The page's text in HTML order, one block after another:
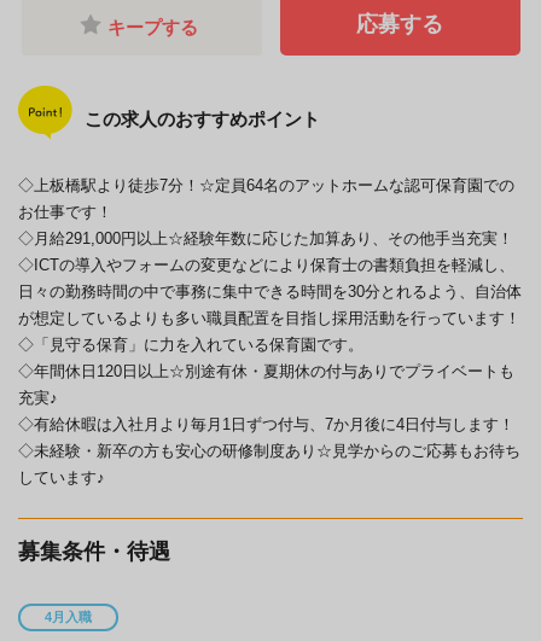
キープする 応募する
この求人のおすすめポイント
◇上板橋駅より徒歩7分！☆定員64名のアットホームな認可保育園での
お仕事です！
◇月給291,000円以上☆経験年数に応じた加算あり、その他手当充実！
◇ICTの導入やフォームの変更などにより保育士の書類負担を軽減し、
日々の勤務時間の中で事務に集中できる時間を30分とれるよう、自治体
が想定しているよりも多い職員配置を目指し採用活動を行っています！
◇「見守る保育」に力を入れている保育園です。
◇年間休日120日以上☆別途有休・夏期休の付与ありでプライベートも
充実♪
◇有給休暇は入社月より毎月1日ずつ付与、7か月後に4日付与します！
◇未経験・新卒の方も安心の研修制度あり☆見学からのご応募もお待ち
しています♪
募集条件・待遇
4月入職